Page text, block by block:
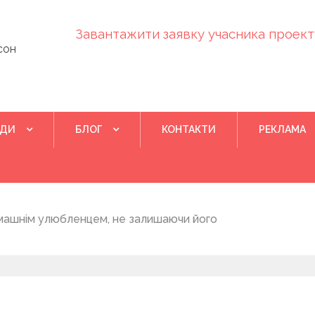
Завантажити заявку учасника
БЛОГ КОНТАКТИ РЕКЛАМА
улюбленцем, не залишаючи його